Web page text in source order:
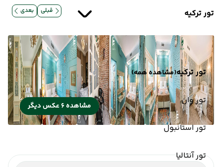
تور ترکیه
تور ترکیه(مشاهده همه)
تور وان
تور استانبول
تور آنتالیا
قبلی بعدی
مشاهده 6 عکس دیگر